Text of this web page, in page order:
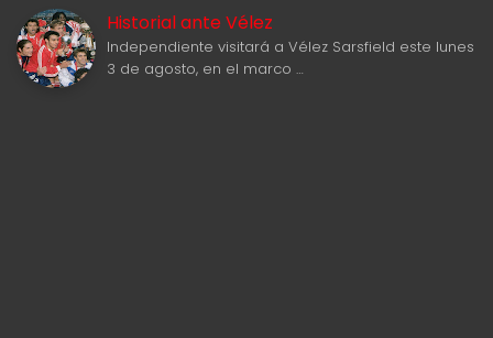
Historial ante Vélez
Independiente visitará a Vélez Sarsfield este lunes
3 de agosto, en el marco …